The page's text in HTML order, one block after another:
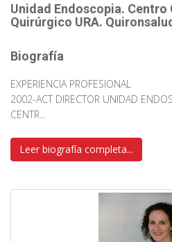
Unidad Endoscopia.
Quirúrgico URA.
Biografía
EXPERIENCIA PROFESIONAL
2002-ACT DIRECTOR UNIDAD
CENTR...
Leer biografía completa...